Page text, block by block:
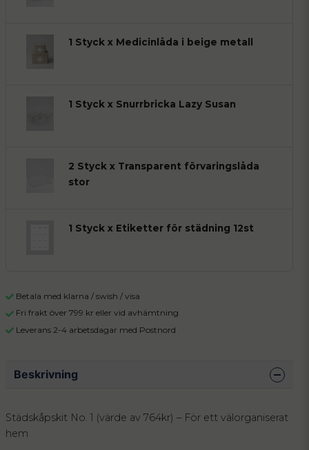
1 Styck x Medicinlåda i beige metall
1 Styck x Snurrbricka Lazy Susan
2 Styck x Transparent förvaringslåda
stor
1 Styck x Etiketter för städning 12st
Betala med klarna / swish / visa
Fri frakt över 799 kr eller vid avhämtning
Leverans 2-4 arbetsdagar med Postnord
Beskrivning
Städskåpskit No. 1 (värde av 764kr) – För ett välorganiserat
hem